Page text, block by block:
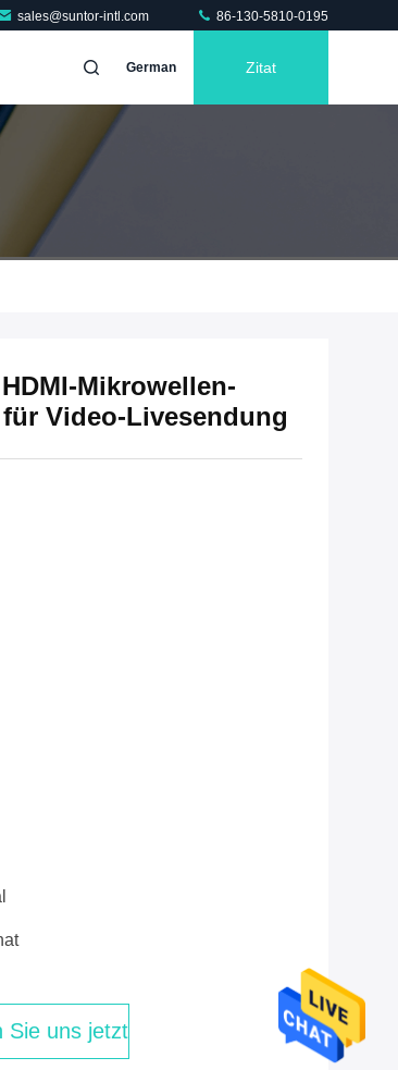
sales@suntor-intl.com 86-130-5810-0195
German Zitat
Mikrowellen-
Video-Livesendung
Sie uns jetzt